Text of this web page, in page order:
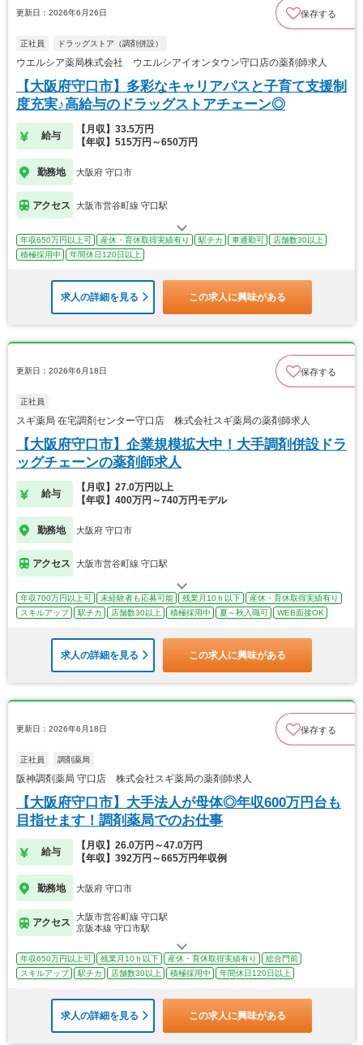
更新日：2026年6月26日 保存する
正社員 ドラッグストア（調剤併設）
ウエルシア薬局株式会社 ウエルシアイオンタウン守口店の薬剤師求人
【大阪府守口市】多彩なキャリアパスと子育て支援制
度充実♪高給与のドラッグストアチェーン◎
給与
【月収】33.5万円
【年収】515万円～650万円
勤務地 大阪府 守口市
アクセス 大阪市営谷町線 守口駅
年収650万円以上可 産休・育休取得実績有り 駅チカ 車通勤可
店舗数30以上
積極採用中
年間休日120日以上
求人の詳細を見る この求人に興味がある
更新日：2026年6月18日 保存する
正社員
スギ薬局 在宅調剤センター守口店 株式会社スギ薬局の薬剤師求人
【大阪府守口市】企業規模拡大中！大手調剤併設ドラ
ッグチェーンの薬剤師求人
給与
【月収】27.0万円以上
【年収】400万円～740万円モデル
勤務地 大阪府 守口市
アクセス 大阪市営谷町線 守口駅
年収700万円以上可 未経験者も応募可能 残業月10ｈ以下
産休・育休取得実績有り
スキルアップ
駅チカ 店舗数30以上 積極採用中 夏～秋入職可 WEB面接OK
求人の詳細を見る この求人に興味がある
更新日：2026年6月18日 保存する
正社員 調剤薬局
阪神調剤薬局 守口店 株式会社スギ薬局の薬剤師求人
【大阪府守口市】大手法人が母体◎年収600万円台も
目指せます！調剤薬局でのお仕事
給与
【月収】26.0万円～47.0万円
【年収】392万円～665万円年収例
勤務地 大阪府 守口市
アクセス
大阪市営谷町線 守口駅
京阪本線 守口市駅
年収650万円以上可 残業月10ｈ以下 産休・育休取得実績有り
総合門前
スキルアップ
駅チカ 店舗数30以上 積極採用中 年間休日120日以上
求人の詳細を見る この求人に興味がある